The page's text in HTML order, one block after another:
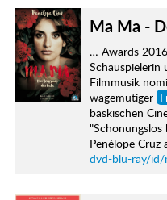
Ma Ma -
… Awards
Schauspielerin
Filmmusik
wagemutiger
baskischen
Penélope Cruz
dvd-blu-ray/id/